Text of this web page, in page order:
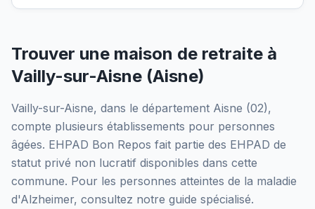
Trouver une maison de retraite à
Vailly-sur-Aisne (Aisne)
Vailly-sur-Aisne, dans le département Aisne (02),
compte plusieurs établissements pour personnes
âgées. EHPAD Bon Repos fait partie des EHPAD de
statut privé non lucratif disponibles dans cette
commune. Pour les personnes atteintes de la maladie
d'Alzheimer, consultez notre guide spécialisé.